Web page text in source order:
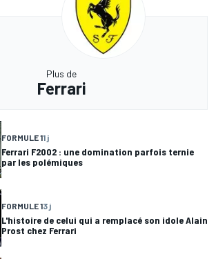
Plus de
Ferrari
FORMULE 11 j
Ferrari F2002 : une domination parfois ternie
par les polémiques
FORMULE 13 j
L'histoire de celui qui a remplacé son idole Alain
Prost chez Ferrari